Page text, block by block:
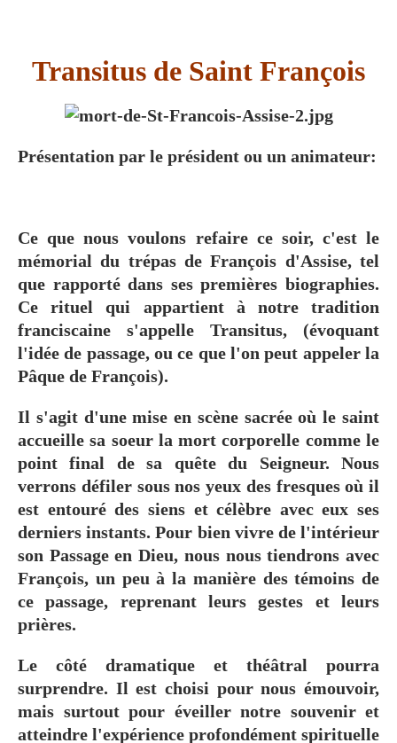
Transitus de Saint François
Présentation par le président ou un animateur:
Ce que nous voulons refaire ce soir, c'est le
mémorial du trépas de François d'Assise, tel
que rapporté dans ses premières biographies.
Ce rituel qui appartient à notre tradition
franciscaine s'appelle Transitus, (évoquant
l'idée de passage, ou ce que l'on peut appeler la
Pâque de François).
Il s'agit d'une mise en scène sacrée où le saint
accueille sa soeur la mort corporelle comme le
point final de sa quête du Seigneur. Nous
verrons défiler sous nos yeux des fresques où il
est entouré des siens et célèbre avec eux ses
derniers instants. Pour bien vivre de l'intérieur
son Passage en Dieu, nous nous tiendrons avec
François, un peu à la manière des témoins de
ce passage, reprenant leurs gestes et leurs
prières.
Le côté dramatique et théâtral pourra
surprendre. Il est choisi pour nous émouvoir,
mais surtout pour éveiller notre souvenir et
atteindre l'expérience profondément spirituelle